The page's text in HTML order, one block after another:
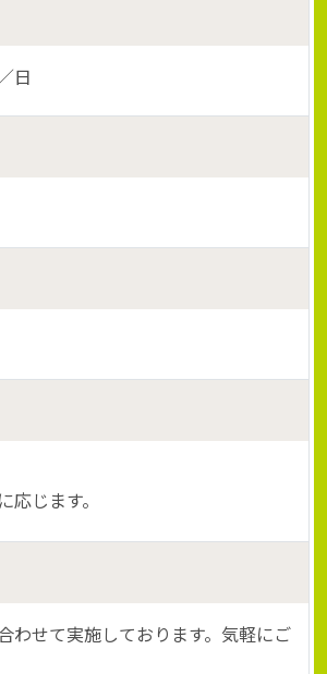
日
応じます。
わせて実施しております。気軽にご